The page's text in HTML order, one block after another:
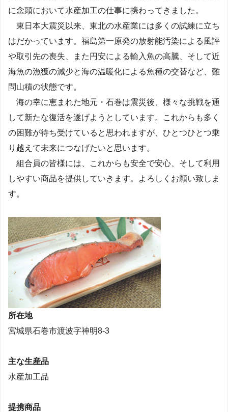
に念頭において水産加工の仕事に携わってきました。
東日本大震災以来、東北の水産業には多くの試練に立ち
はだかっています。福島第一原発の放射能汚染による風評
や取引先の喪失、また円安による輸入魚の高騰、そして近
海魚の漁獲の減少と海の温暖化による魚種の交替など、難
問山積の状態です。
海の幸に恵まれた地元・石巻は震災後、様々な挑戦を通
して新たな復活を遂げようとしています。これからも多く
の困難が待ち受けていると思われますが、ひとつひとつ乗
り越えて未来につなげたいと思います。
組合員の皆様には、これからも安全で安心、そして利用
しやすい商品を提供していきます。よろしくお願い致しま
す。
所在地
宮城県石巻市渡波字神明8-3
主な生産品
水産加工品
提携商品